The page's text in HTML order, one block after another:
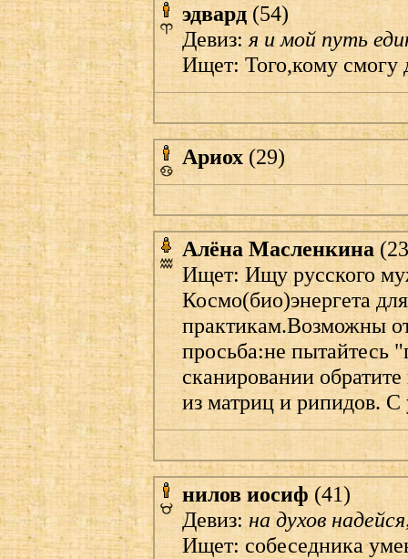
эдвард (54)
Девиз:я и мой путь
Ищет: Того,кому смогу
Ариох (29)
Алёна Масленкина
Ищет: Ищу русского
Космо(био)энергета
практикам.Возможны
просьба:не пытайтесь
сканировании
из матриц и рипидов.
нилов иосиф (41)
Девиз:на духов
Ищет: собеседника